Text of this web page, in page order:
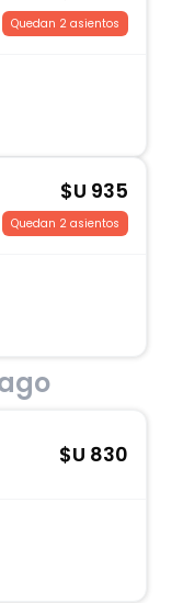
Quedan 2 asientos
$U 935
Quedan 2 asientos
$U 830